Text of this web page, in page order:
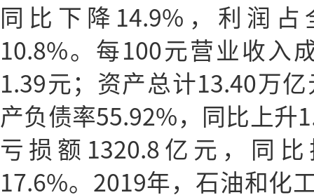
同比下降14.9%，利润
10.8%。每100元营业收入
1.39元；资产总计13.40万
产负债率55.92%，同比上升
亏损额1320.8亿元，同
17.6%。2019年，石油和化